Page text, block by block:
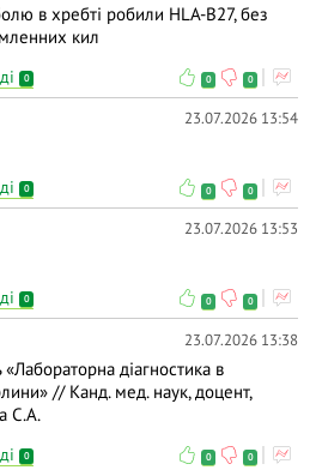
в хребті робили HLA-B27, без
кил
0 0 0
23.07.2026 13:54
0 0 0
23.07.2026 13:53
0 0 0
23.07.2026 13:38
діагностика в
// Канд. мед. наук, доцент,
С.А.
0 0 0